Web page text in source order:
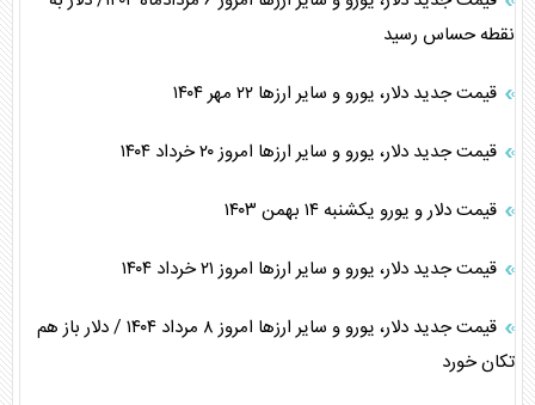
نقطه حساس رسید
قیمت جدید دلار، یورو و سایر ارز‌ها ۲۲ مهر ۱۴۰۴
قیمت جدید دلار، یورو و سایر ارز‌ها امروز ۲۰ خرداد ۱۴۰۴
قیمت دلار و یورو یکشنبه ۱۴ بهمن ۱۴۰۳
قیمت جدید دلار، یورو و سایر ارز‌ها امروز ۲۱ خرداد ۱۴۰۴
قیمت جدید دلار، یورو و سایر ارز‌ها امروز ۸ مرداد ۱۴۰۴ / دلار باز هم
تکان خورد